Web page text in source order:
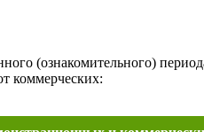
(ознакомительного)
коммерческих: